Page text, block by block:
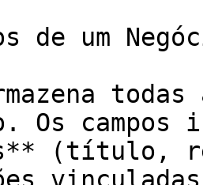
de um
Os campos
(título,